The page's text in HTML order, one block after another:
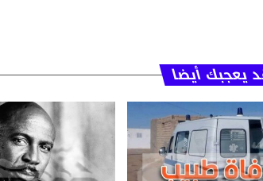
يعجبك أيضا